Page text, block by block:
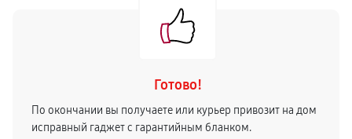
Готово!
По окончании вы получаете или курьер привозит на дом
исправный гаджет с гарантийным бланком.